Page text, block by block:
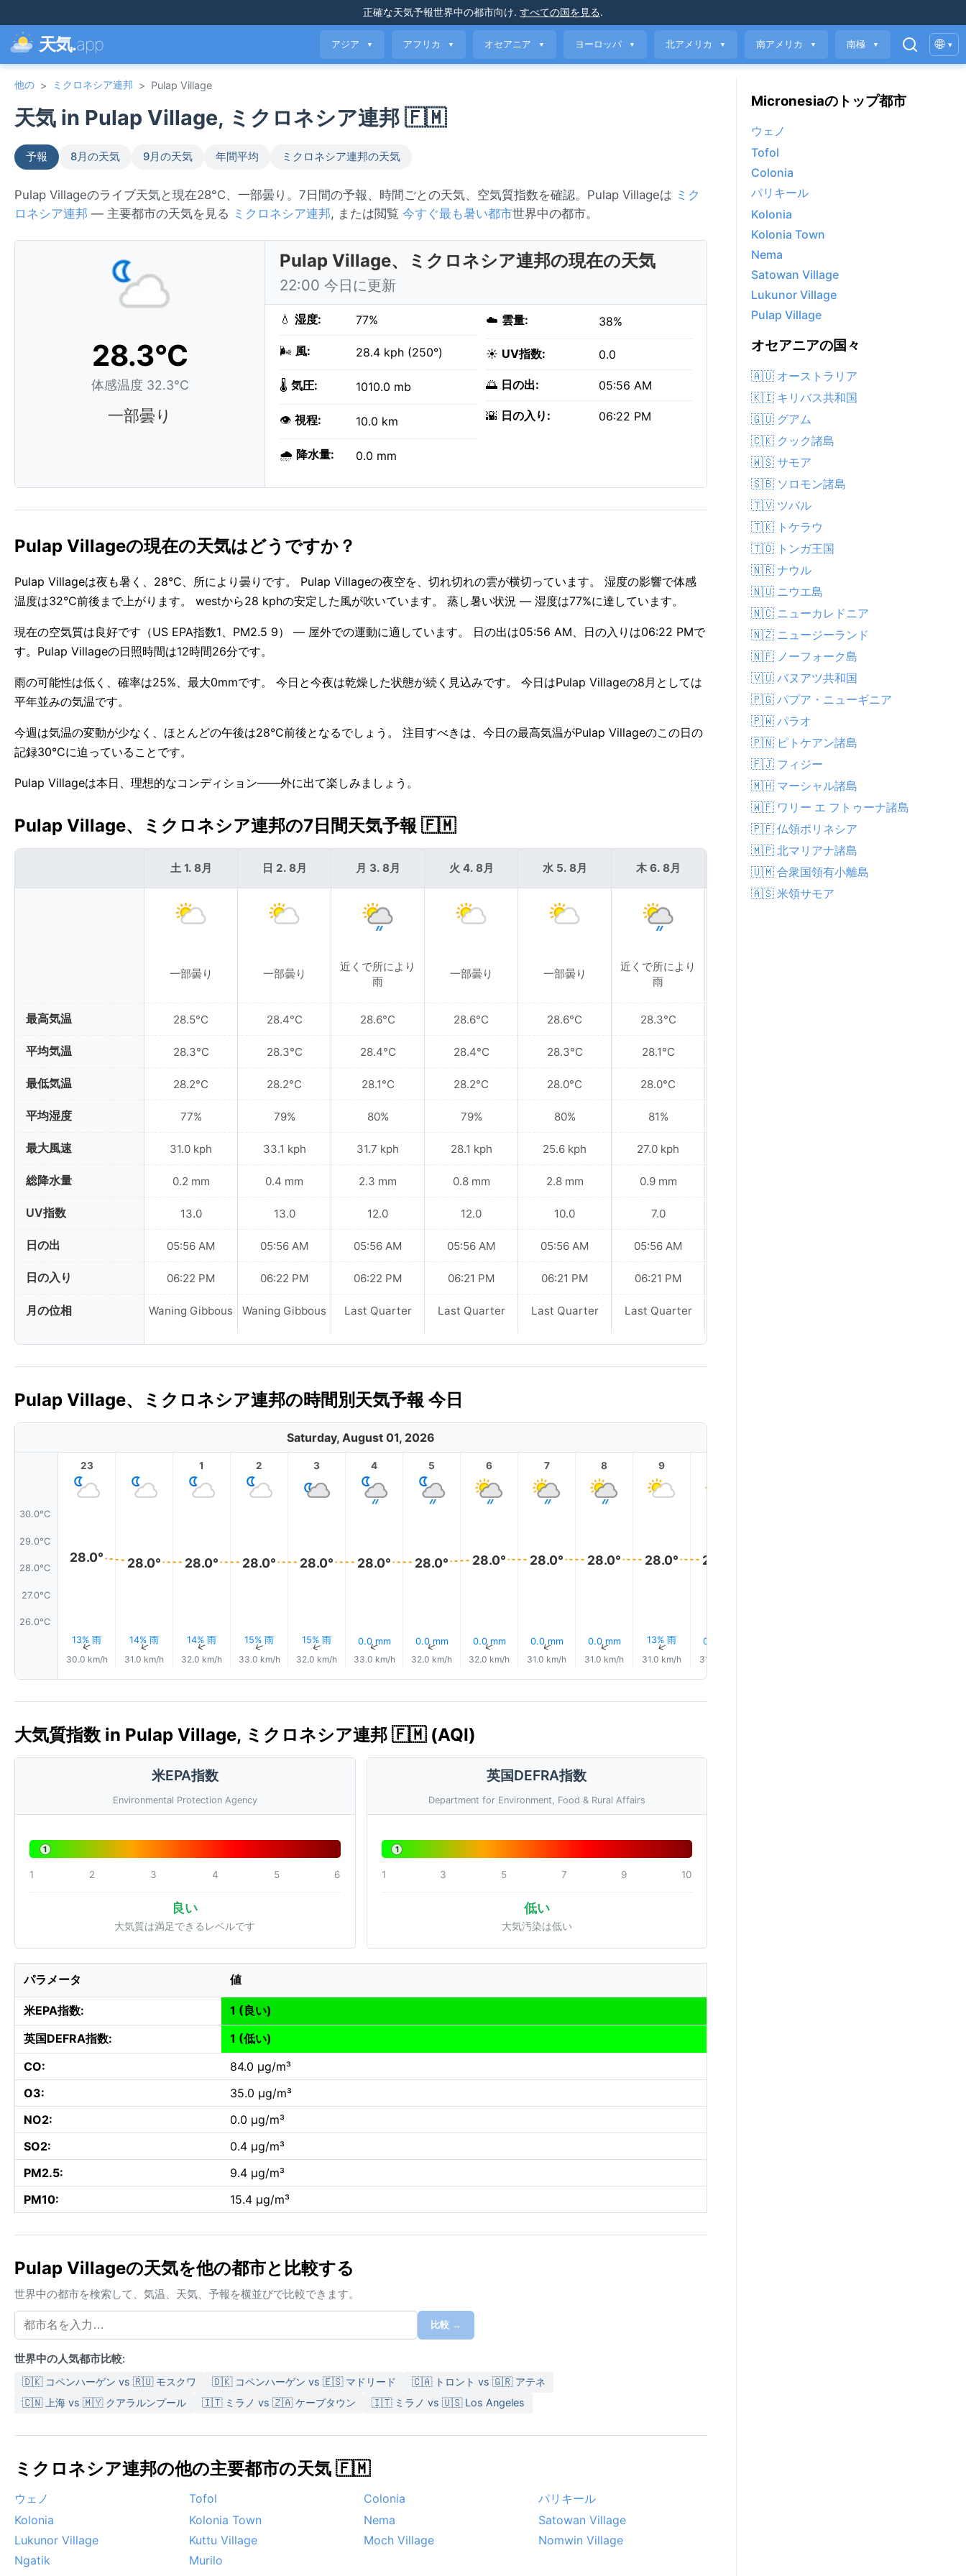
正確な天気予報世界中の都市向け. すべての国を見る.
天気.app アジア ▼ アフリカ ▼ オセアニア ▼ ヨーロッパ ▼ 北アメリカ ▼ 南アメリカ ▼ 南極 ▼ 🌐 ▾
他の > ミクロネシア連邦 > Pulap Village
天気 in Pulap Village, ミクロネシア連邦 🇫🇲
予報 8月の天気 9月の天気 年間平均 ミクロネシア連邦の天気
Pulap Villageのライブ天気と現在28°C、一部曇り。7日間の予報、時間ごとの天気、空気質指数を確認。Pulap Villageは ミク
ロネシア連邦 — 主要都市の天気を見る ミクロネシア連邦, または閲覧 今すぐ最も暑い都市世界中の都市。
28.3°C
体感温度 32.3°C
一部曇り
Pulap Village、ミクロネシア連邦の現在の天気
22:00 今日に更新
💧 湿度: 77%
🌬️ 風: 28.4 kph (250°)
🌡️ 気圧: 1010.0 mb
👁️ 視程: 10.0 km
🌧️ 降水量: 0.0 mm
☁️ 雲量: 38%
☀️ UV指数: 0.0
🌅 日の出: 05:56 AM
🌇 日の入り: 06:22 PM
Pulap Villageの現在の天気はどうですか？
Pulap Villageは夜も暑く、28°C、所により曇りです。 Pulap Villageの夜空を、切れ切れの雲が横切っています。 湿度の影響で体感
温度は32°C前後まで上がります。 westから28 kphの安定した風が吹いています。 蒸し暑い状況 — 湿度は77%に達しています。
現在の空気質は良好です（US EPA指数1、PM2.5 9） — 屋外での運動に適しています。 日の出は05:56 AM、日の入りは06:22 PMで
す。Pulap Villageの日照時間は12時間26分です。
雨の可能性は低く、確率は25%、最大0mmです。 今日と今夜は乾燥した状態が続く見込みです。 今日はPulap Villageの8月としては
平年並みの気温です。
今週は気温の変動が少なく、ほとんどの午後は28°C前後となるでしょう。 注目すべきは、今日の最高気温がPulap Villageのこの日の
記録30°Cに迫っていることです。
Pulap Villageは本日、理想的なコンディション——外に出て楽しみましょう。
Pulap Village、ミクロネシア連邦の7日間天気予報 🇫🇲
最高気温
平均気温
最低気温
平均湿度
最大風速
総降水量
UV指数
日の出
日の入り
月の位相
土 1. 8月
一部曇り
28.5°C
28.3°C
28.2°C
77%
31.0 kph
0.2 mm
13.0
05:56 AM
06:22 PM
Waning Gibbous
日 2. 8月
一部曇り
28.4°C
28.3°C
28.2°C
79%
33.1 kph
0.4 mm
13.0
05:56 AM
06:22 PM
Waning Gibbous
月 3. 8月
近くで所により
雨
28.6°C
28.4°C
28.1°C
80%
31.7 kph
2.3 mm
12.0
05:56 AM
06:22 PM
Last Quarter
火 4. 8月
一部曇り
28.6°C
28.4°C
28.2°C
79%
28.1 kph
0.8 mm
12.0
05:56 AM
06:21 PM
Last Quarter
水 5. 8月
一部曇り
28.6°C
28.3°C
28.0°C
80%
25.6 kph
2.8 mm
10.0
05:56 AM
06:21 PM
Last Quarter
木 6. 8月
近くで所により
雨
28.3°C
28.1°C
28.0°C
81%
27.0 kph
0.9 mm
7.0
05:56 AM
06:21 PM
Last Quarter
金 7. 8月
Pulap Village、ミクロネシア連邦の時間別天気予報 今日
Saturday, August 01, 2026
30.0°C
29.0°C
28.0°C
27.0°C
26.0°C
23
28.0°
13% 雨
↑
30.0 km/h
28.0°
14% 雨
↑
31.0 km/h
1
28.0°
14% 雨
↑
32.0 km/h
2
28.0°
15% 雨
↑
33.0 km/h
3
28.0°
15% 雨
↑
32.0 km/h
4
28.0°
0.0 mm
↑
33.0 km/h
5
28.0°
0.0 mm
↑
32.0 km/h
6
28.0°
0.0 mm
↑
32.0 km/h
7
28.0°
0.0 mm
↑
31.0 km/h
8
28.0°
0.0 mm
↑
31.0 km/h
9
28.0°
13% 雨
↑
31.0 km/h
28.0°
0.0 mm
31.0 km/h
大気質指数 in Pulap Village, ミクロネシア連邦 🇫🇲 (AQI)
米EPA指数
Environmental Protection Agency
1
1 2 3 4 5 6
良い
大気質は満足できるレベルです
英国DEFRA指数
Department for Environment, Food & Rural Affairs
1
1 3 5 7 9 10
低い
大気汚染は低い
パラメータ 値
米EPA指数:
1 (良い)
英国DEFRA指数:
1 (低い)
CO:
84.0 µg/m³
O3:
35.0 µg/m³
NO2:
0.0 µg/m³
SO2:
0.4 µg/m³
PM2.5:
9.4 µg/m³
PM10:
15.4 µg/m³
Pulap Villageの天気を他の都市と比較する
世界中の都市を検索して、気温、天気、予報を横並びで比較できます。
比較 →
世界中の人気都市比較:
🇩🇰 コペンハーゲン vs 🇷🇺 モスクワ 🇩🇰 コペンハーゲン vs 🇪🇸 マドリード
🇨🇦 トロント vs 🇬🇷 アテネ
🇨🇳 上海 vs 🇲🇾 クアラルンプール
🇮🇹 ミラノ vs 🇿🇦 ケープタウン 🇮🇹 ミラノ vs 🇺🇸 Los Angeles
ミクロネシア連邦の他の主要都市の天気 🇫🇲
ウェノ Tofol Colonia
パリキール
Kolonia
Kolonia Town Nema
Satowan Village
Lukunor Village
Kuttu Village Moch Village
Nomwin Village
Ngatik
Murilo
Micronesiaのトップ都市
ウェノ
Tofol
Colonia
パリキール
Kolonia
Kolonia Town
Nema
Satowan Village
Lukunor Village
Pulap Village
オセアニアの国々
🇦🇺 オーストラリア
🇰🇮 キリバス共和国
🇬🇺 グアム
🇨🇰 クック諸島
🇼🇸 サモア
🇸🇧 ソロモン諸島
🇹🇻 ツバル
🇹🇰 トケラウ
🇹🇴 トンガ王国
🇳🇷 ナウル
🇳🇺 ニウエ島
🇳🇨 ニューカレドニア
🇳🇿 ニュージーランド
🇳🇫 ノーフォーク島
🇻🇺 バヌアツ共和国
🇵🇬 パプア・ニューギニア
🇵🇼 パラオ
🇵🇳 ピトケアン諸島
🇫🇯 フィジー
🇲🇭 マーシャル諸島
🇼🇫 ワリー エ フトゥーナ諸島
🇵🇫 仏領ポリネシア
🇲🇵 北マリアナ諸島
🇺🇲 合衆国領有小離島
🇦🇸 米領サモア